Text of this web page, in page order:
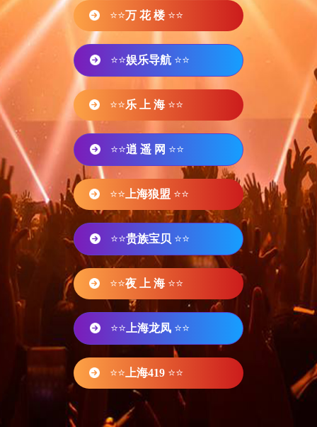
⭐⭐万 花 楼 ⭐⭐
⭐⭐娱乐导航 ⭐⭐
⭐⭐乐 上 海 ⭐⭐
⭐⭐逍 遥 网 ⭐⭐
⭐⭐ 上海狼盟 ⭐⭐
⭐⭐贵族宝贝 ⭐⭐
⭐⭐夜 上 海 ⭐⭐
⭐⭐ 上海龙凤 ⭐⭐
⭐⭐ 上海419 ⭐⭐